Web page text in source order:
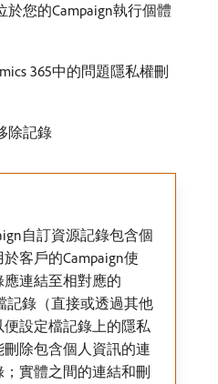
您的Campaign執行個體
365中的問題隱私權刪
除記錄
自訂資源記錄包含個
客戶的Campaign使
連結至相對應的
記錄（直接或透過其他
便設定檔記錄上的隱私
除包含個人資訊的連
實體之間的連結和刪